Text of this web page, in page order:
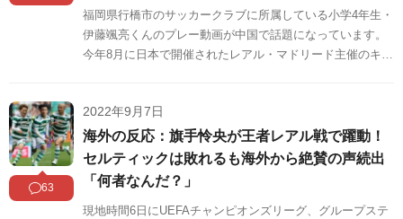
福岡県行橋市のサッカークラブに所属している小学4年生・
伊藤颯亮くんのプレー動画が中国で話題になっています。
今年8月に日本で開催されたレアル・マドリード主催のキャ
で招待されるようです。中国の反応をSNSや掲示板などか
らまとめましたのでご覧ください。
63
2022年9月7日
海外の反応：旗手怜央が王者レアル戦で躍動！
セルティックは敗れるも海外から絶賛の声続出
「何者なんだ？」
現地時間6日にUEFAチャンピオンズリーグ、グループステ